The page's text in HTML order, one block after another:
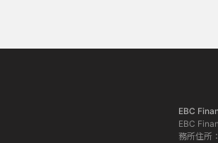
EBC
EBC
務所住所